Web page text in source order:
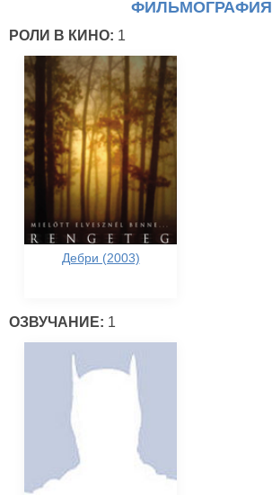
ФИЛЬМОГРАФИЯ
РОЛИ В КИНО: 1
Дебри (2003)
ОЗВУЧАНИЕ: 1